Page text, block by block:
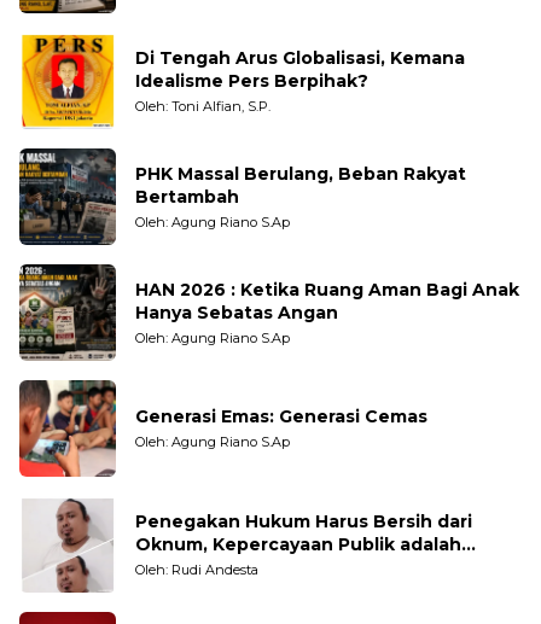
Di Tengah Arus Globalisasi, Kemana
Idealisme Pers Berpihak?
Oleh: Toni Alfian, S.P.
PHK Massal Berulang, Beban Rakyat
Bertambah
Oleh: Agung Riano S.Ap
HAN 2026 : Ketika Ruang Aman Bagi Anak
Hanya Sebatas Angan
Oleh: Agung Riano S.Ap
Generasi Emas: Generasi Cemas
Oleh: Agung Riano S.Ap
Penegakan Hukum Harus Bersih dari
Oknum, Kepercayaan Publik adalah
Taruhannya
Oleh: Rudi Andesta